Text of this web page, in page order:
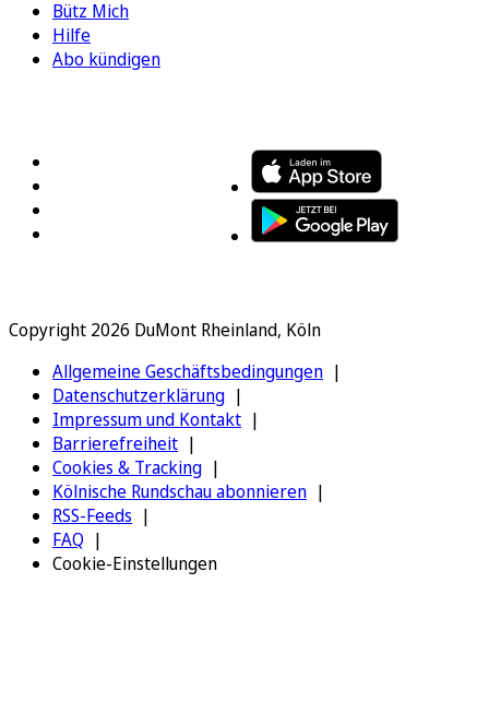
Bütz Mich
Hilfe
Abo kündigen
Copyright 2026 DuMont Rheinland, Köln
Allgemeine Geschäftsbedingungen
Datenschutzerklärung
Impressum und Kontakt
Barrierefreiheit
Cookies & Tracking
Kölnische Rundschau abonnieren
RSS-Feeds
FAQ
Cookie-Einstellungen